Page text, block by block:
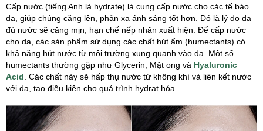
Cấp nước (tiếng Anh là hydrate) là cung cấp nước cho các tế bào
da, giúp chúng căng lên, phản xạ ánh sáng tốt hơn. Đó là lý do da
đủ nước sẽ căng mịn, hạn chế nếp nhăn xuất hiện. Để cấp nước
cho da, các sản phẩm sử dụng các chất hút ẩm (humectants) có
khả năng hút nước từ môi trường xung quanh vào da. Một số
humectants thường gặp như Glycerin, Mật ong và Hyaluronic
Acid . Các chất này sẽ hấp thụ nước từ không khí và liên kết nước
với da, tạo điều kiện cho quá trình hydrat hóa.